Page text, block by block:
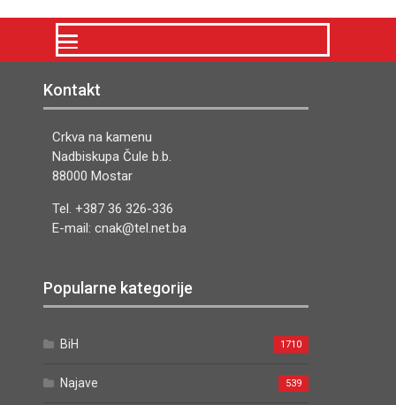
Kontakt
Crkva na kamenu
Nadbiskupa Čule b.b.
88000 Mostar
Tel. +387 36 326-336
E-mail: cnak@tel.net.ba
Popularne kategorije
BiH 1710
Najave 539